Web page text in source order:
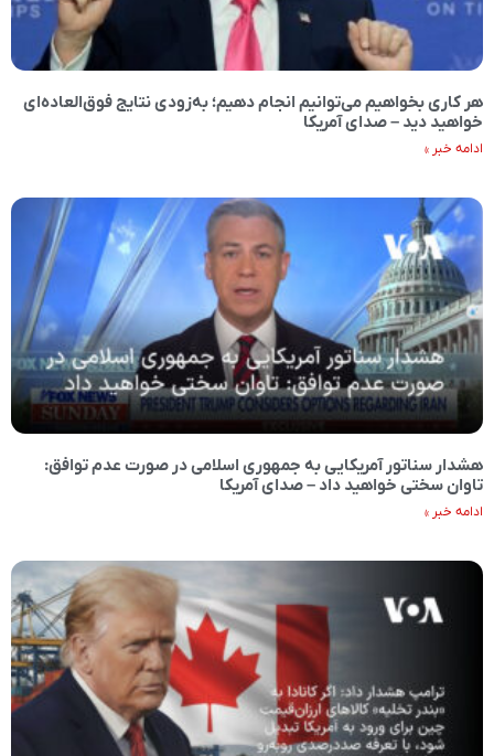
هر کاری بخواهیم می‌توانیم انجام دهیم؛ به‌زودی نتایج فوق‌العاده‌ای
خواهید دید – صدای آمریکا
ادامه خبر »
هشدار سناتور آمریکایی به جمهوری اسلامی در صورت عدم توافق:
تاوان سختی خواهید داد – صدای آمریکا
ادامه خبر »